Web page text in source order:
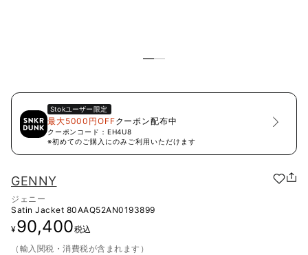
Stokユーザー限定
最大5000円OFFクーポン配布中
クーポンコード： EH4U8
※初めてのご購入にのみご利用いただけます
GENNY
ジェニー
Satin Jacket 80AAQ52AN0193899
¥90,400税込
（輸入関税・消費税が含まれます）